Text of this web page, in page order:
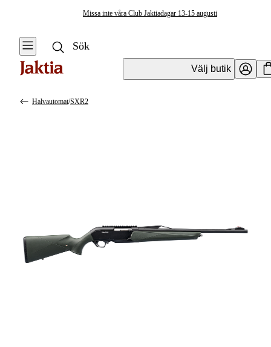
Missa inte våra Club Jaktiadagar 13-15 augusti
Välj butik
Revolver
Halvautomat/SXR2